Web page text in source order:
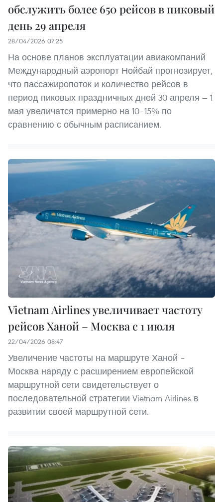
обслужить более 650 рейсов в пиковый
день 29 апреля
28/04/2026 07:25
На основе планов эксплуатации авиакомпаний
Международный аэропорт Нойбай прогнозирует,
что пассажиропоток и количество рейсов в
период пиковых праздничных дней 30 апреля — 1
мая увеличатся примерно на 10–15% по
сравнению с обычным расписанием.
Vietnam Airlines увеличивает частоту
рейсов Ханой – Москва с 1 июля
22/04/2026 08:47
Увеличение частоты на маршруте Ханой –
Москва наряду с расширением европейской
маршрутной сети свидетельствует о
последовательной стратегии Vietnam Airlines в
развитии своей маршрутной сети.